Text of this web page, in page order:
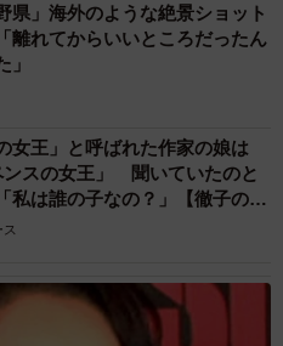
県」海外のような絶景ショット
離れてからいいところだったん
」
女王」と呼ばれた作家の娘は
ンスの女王」 聞いていたのと
私は誰の子なの？」【徹子の部